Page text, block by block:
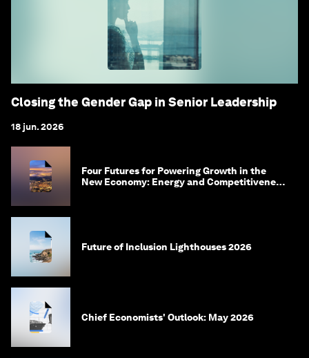
Closing the Gender Gap in Senior Leadership
18 jun. 2026
Four Futures for Powering Growth in the
New Economy: Energy and Competitiveness
Future of Inclusion Lighthouses 2026
Chief Economists' Outlook: May 2026